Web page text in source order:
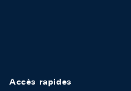
Accès rapides